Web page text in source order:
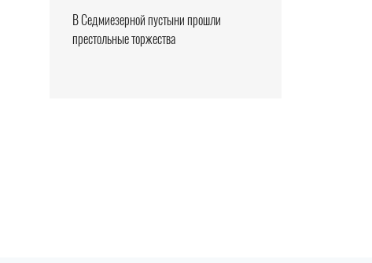
В Седмиезерной пустыни прошли
престольные торжества